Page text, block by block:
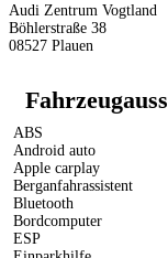
Audi Zentrum Vogtland
Böhlerstraße 38
08527 Plauen
ABS
Android auto
Apple carplay
Berganfahrassistent
Bluetooth
Bordcomputer
ESP